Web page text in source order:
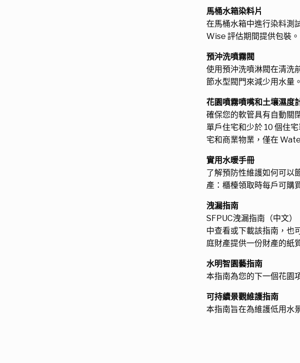
馬桶水箱染料片
在馬桶水箱中進行染料測
Wise 評估期間提供包裝。
預沖洗噴霧閥
使用預沖洗噴淋閥在清洗
節水型閥門來減少用水量。
花園噴霧噴嘴和土壤濕度
確保您的軟管具有自動關
單戶住宅和少於 10 個住
宅和商業物業，僅在
實用水暖手冊
了解預防性維護如何可以
產：櫃檯領取時每戶可購
洩漏指南
SFPUC洩漏指南（中文
中查看或下載該指南，也
庭財產提供一份財產的紙
水明智園藝指南
本指南為您的下一個花園
可持續景觀維護指南
本指南旨在為維護低用水